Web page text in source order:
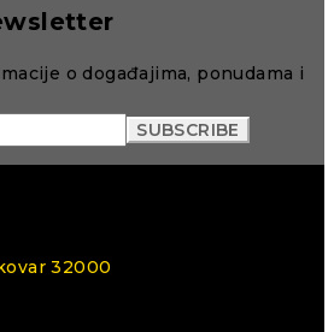
o događajima, ponudama i
32000